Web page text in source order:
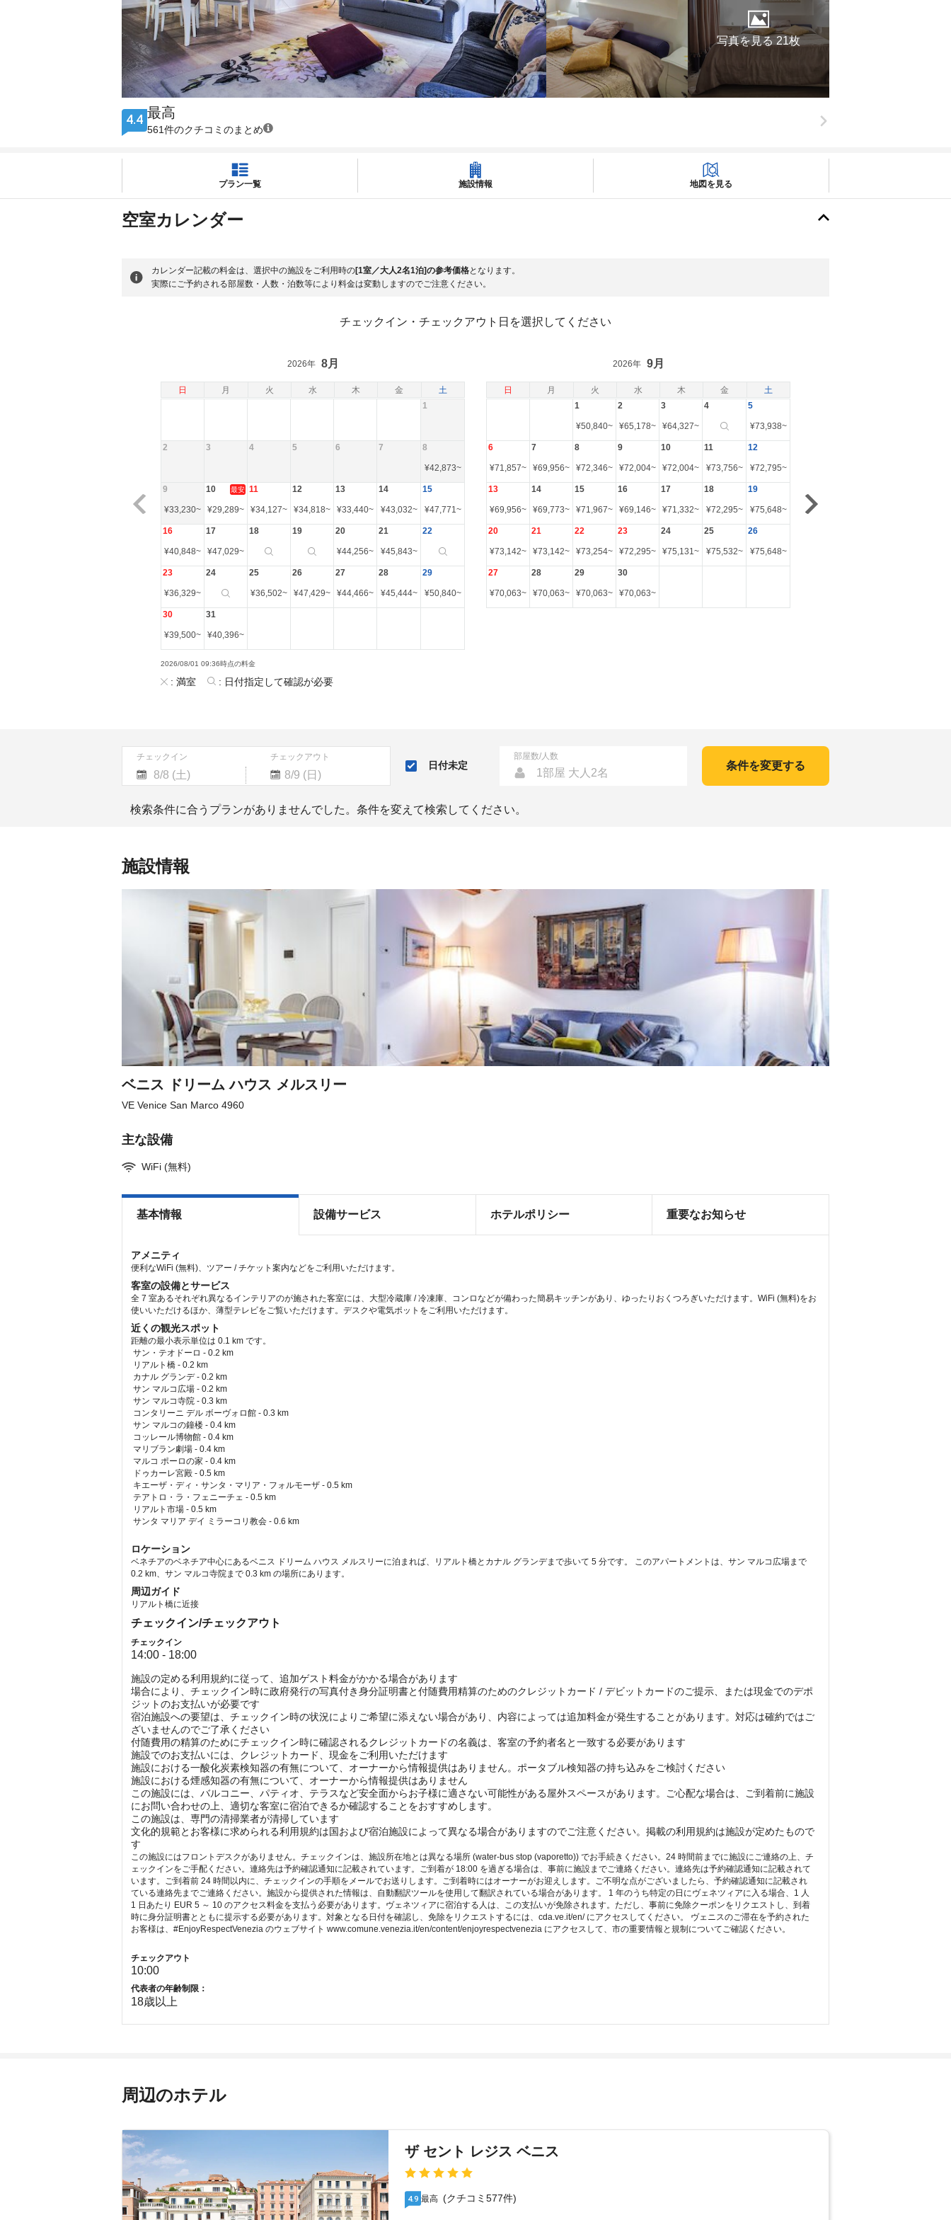
写真を見る 21枚
4.4 最高
561件のクチコミのまとめ
プラン一覧 施設情報 地図を見る
空室カレンダー
カレンダー記載の料金は、選択中の施設をご利用時の[1室／大人2名1泊]の参考価格となります。
実際にご予約される部屋数・人数・泊数等により料金は変動しますのでご注意ください。
チェックイン・チェックアウト日を選択してください
日 月 火 水 木 金 土 日 月 火 水 木 金 土
2026年 8月
1
2 3 4 5 6 7 8
¥42,873~
9
¥33,230~
10 最安
¥29,289~
11
¥34,127~
12
¥34,818~
13
¥33,440~
14
¥43,032~
15
¥47,771~
16
¥40,848~
17
¥47,029~
18 19 20
¥44,256~
21
¥45,843~
22
23
¥36,329~
24 25
¥36,502~
26
¥47,429~
27
¥44,466~
28
¥45,444~
29
¥50,840~
30
¥39,500~
31
¥40,396~
2026年 9月
1
¥50,840~
2
¥65,178~
3
¥64,327~
4 5
¥73,938~
6
¥71,857~
7
¥69,956~
8
¥72,346~
9
¥72,004~
10
¥72,004~
11
¥73,756~
12
¥72,795~
13
¥69,956~
14
¥69,773~
15
¥71,967~
16
¥69,146~
17
¥71,332~
18
¥72,295~
19
¥75,648~
20
¥73,142~
21
¥73,142~
22
¥73,254~
23
¥72,295~
24
¥75,131~
25
¥75,532~
26
¥75,648~
27
¥70,063~
28
¥70,063~
29
¥70,063~
30
¥70,063~
2026/08/01 09:36時点の料金
: 満室 : 日付指定して確認が必要
チェックイン チェックアウト
Navigate
forward
to
calendar
and
select
keyboard
shortcuts
for
changing
dates.
Navigate
to
select
question
get
the
keyboard
shortcuts
for
changing
dates.
日付未定
部屋数/人数
1部屋 大人2名
条件を変更する
検索条件に合うプランがありませんでした。条件を変えて検索してください。
施設情報
ベニス ドリーム ハウス メルスリー
VE Venice San Marco 4960
主な設備
WiFi (無料)
基本情報 設備サービス ホテルポリシー 重要なお知らせ
アメニティ
便利なWiFi (無料)、ツアー / チケット案内などをご利用いただけます。
客室の設備とサービス
全 7 室あるそれぞれ異なるインテリアのが施された客室には、大型冷蔵庫 / 冷凍庫、コンロなどが備わった簡易キッチンがあり、ゆったりおくつろぎいただけます。WiFi (無料)をお
使いいただけるほか、薄型テレビをご覧いただけます。デスクや電気ポットをご利用いただけます。
近くの観光スポット
距離の最小表示単位は 0.1 km です。
サン・テオドーロ - 0.2 km
リアルト橋 - 0.2 km
カナル グランデ - 0.2 km
サン マルコ広場 - 0.2 km
サン マルコ寺院 - 0.3 km
コンタリーニ デル ボーヴォロ館 - 0.3 km
サン マルコの鐘楼 - 0.4 km
コッレール博物館 - 0.4 km
マリブラン劇場 - 0.4 km
マルコ ポーロの家 - 0.4 km
ドゥカーレ宮殿 - 0.5 km
キエーザ・ディ・サンタ・マリア・フォルモーザ - 0.5 km
テアトロ・ラ・フェニーチェ - 0.5 km
リアルト市場 - 0.5 km
サンタ マリア デイ ミラーコリ教会 - 0.6 km
ロケーション
ベネチアのベネチア中心にあるベニス ドリーム ハウス メルスリーに泊まれば、リアルト橋とカナル グランデまで歩いて 5 分です。 このアパートメントは、サン マルコ広場まで
0.2 km、サン マルコ寺院まで 0.3 km の場所にあります。
周辺ガイド
リアルト橋に近接
チェックイン/チェックアウト
チェックイン
14:00 - 18:00
施設の定める利用規約に従って、追加ゲスト料金がかかる場合があります
場合により、チェックイン時に政府発行の写真付き身分証明書と付随費用精算のためのクレジットカード / デビットカードのご提示、または現金でのデポ
ジットのお支払いが必要です
宿泊施設への要望は、チェックイン時の状況によりご希望に添えない場合があり、内容によっては追加料金が発生することがあります。対応は確約ではご
ざいませんのでご了承ください
付随費用の精算のためにチェックイン時に確認されるクレジットカードの名義は、客室の予約者名と一致する必要があります
施設でのお支払いには、クレジットカード、現金をご利用いただけます
施設における一酸化炭素検知器の有無について、オーナーから情報提供はありません。ポータブル検知器の持ち込みをご検討ください
施設における煙感知器の有無について、オーナーから情報提供はありません
この施設には、バルコニー、パティオ、テラスなど安全面からお子様に適さない可能性がある屋外スペースがあります。ご心配な場合は、ご到着前に施設
にお問い合わせの上、適切な客室に宿泊できるか確認することをおすすめします。
この施設は、専門の清掃業者が清掃しています
文化的規範とお客様に求められる利用規約は国および宿泊施設によって異なる場合がありますのでご注意ください。掲載の利用規約は施設が定めたもので
す
この施設にはフロントデスクがありません。チェックインは、施設所在地とは異なる場所 (water-bus stop (vaporetto)) でお手続きください。24 時間前までに施設にご連絡の上、チ
ェックインをご手配ください。連絡先は予約確認通知に記載されています。ご到着が 18:00 を過ぎる場合は、事前に施設までご連絡ください。連絡先は予約確認通知に記載されて
います。ご到着前 24 時間以内に、チェックインの手順をメールでお送りします。ご到着時にはオーナーがお迎えします。ご不明な点がございましたら、予約確認通知に記載され
ている連絡先までご連絡ください。施設から提供された情報は、自動翻訳ツールを使用して翻訳されている場合があります。 1 年のうち特定の日にヴェネツィアに入る場合、1 人
1 日あたり EUR 5 ～ 10 のアクセス料金を支払う必要があります。ヴェネツィアに宿泊する人は、この支払いが免除されます。ただし、事前に免除クーポンをリクエストし、到着
時に身分証明書とともに提示する必要があります。対象となる日付を確認し、免除をリクエストするには、cda.ve.it/en/ にアクセスしてください。 ヴェニスのご滞在を予約された
お客様は、#EnjoyRespectVenezia のウェブサイト www.comune.venezia.it/en/content/enjoyrespectvenezia にアクセスして、市の重要情報と規制についてご確認ください。
チェックアウト
10:00
代表者の年齢制限：
18歳以上
周辺のホテル
ザ セント レジス ベニス
4.9 最高 (クチコミ577件)